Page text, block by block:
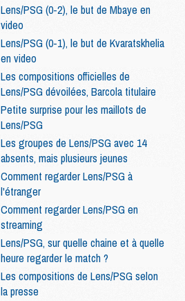
Lens/PSG (0-2), le but de Mbaye en
video
Lens/PSG (0-1), le but de Kvaratskhelia
en video
Les compositions officielles de
Lens/PSG dévoilées, Barcola titulaire
Petite surprise pour les maillots de
Lens/PSG
Les groupes de Lens/PSG avec 14
absents, mais plusieurs jeunes
Comment regarder Lens/PSG à
l'étranger
Comment regarder Lens/PSG en
streaming
Lens/PSG, sur quelle chaine et à quelle
heure regarder le match ?
Les compositions de Lens/PSG selon
la presse